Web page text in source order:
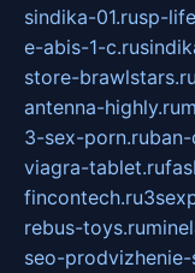
sindika-01.rusp-
e-abis-1-c.ru
store-brawlstars.ru
antenna-highly.ru
3-sex-porn.ru
viagra-tablet.ru
fincontech.ru
rebus-toys.ru
seo-